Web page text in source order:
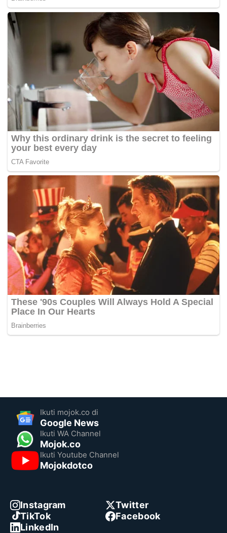
Ikuti mojok.co di
Google News
Ikuti WA Channel
Mojok.co
Ikuti Youtube Channel
Mojokdotco
Instagram
Twitter
TikTok
Facebook
LinkedIn